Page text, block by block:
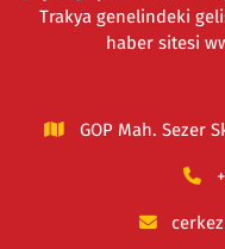
Trakya genelindeki
haber sitesi
GOP Mah. Sezer